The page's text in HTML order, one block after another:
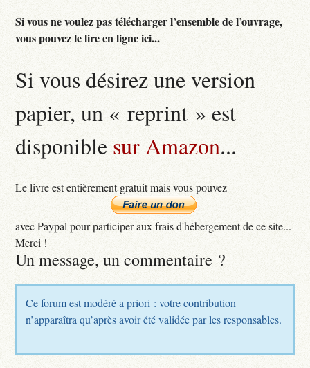
Si vous ne voulez pas télécharger l’ensemble de l’ouvrage,
vous pouvez le lire en ligne ici...
Si vous désirez une version
papier, un « reprint » est
disponible sur Amazon...
Le livre est entièrement gratuit mais vous pouvez
avec Paypal pour participer aux frais d'hébergement de ce site...
Merci !
Un message, un commentaire ?
Ce forum est modéré a priori : votre contribution
n’apparaîtra qu’après avoir été validée par les responsables.